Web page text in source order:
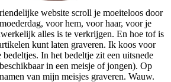
website scroll je moeiteloos door
voor hem, voor haar, voor je
alles is te verkrijgen. En hoe tof is
kunt laten graveren. Ik koos voor
In het bedeltje zit een uitsnede
in een meisje of jongen). Op
van mijn meisjes graveren. Wauw.